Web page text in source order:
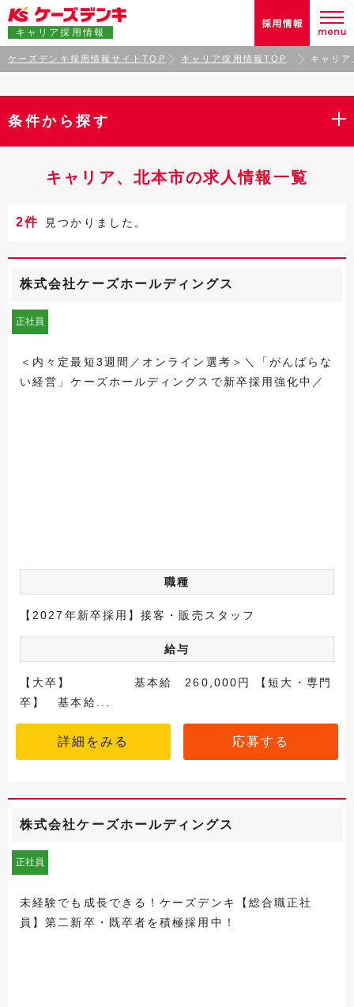
キャリア採用情報
ケーズデンキ採用情報サイトTOP キャリア採用情報TOP キャリ
条件から探す
キャリア、北本市の求人情報一覧
2件 見つかりました。
株式会社ケーズホールディングス
正社員
＜内々定最短3週間／オンライン選考＞＼「がんばらな
い経営」ケーズホールディングスで新卒採用強化中／
職種
【2027年新卒採用】接客・販売スタッフ
給与
【大卒】 基本給 260,000円 【短大・専門
卒】 基本給...
詳細をみる 応募する
株式会社ケーズホールディングス
正社員
未経験でも成長できる！ケーズデンキ【総合職正社
員】第二新卒・既卒者を積極採用中！